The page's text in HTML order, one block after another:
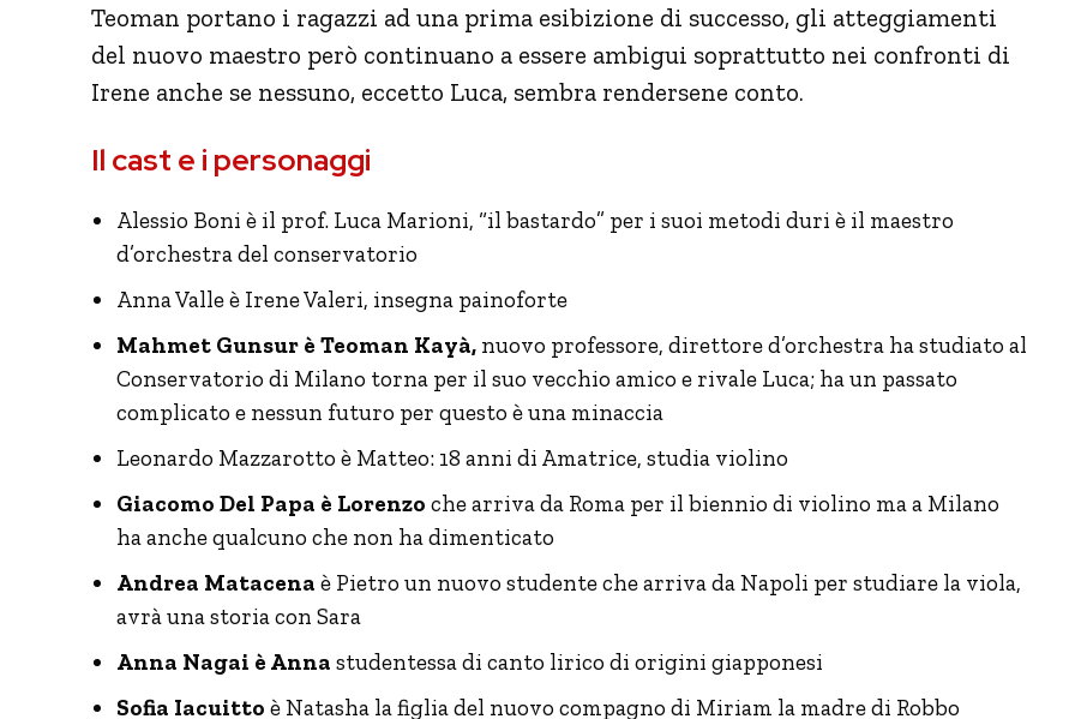
Teoman portano i ragazzi ad una prima esibizione di successo, gli atteggiamenti
del nuovo maestro però continuano a essere ambigui soprattutto nei confronti di
Irene anche se nessuno, eccetto Luca, sembra rendersene conto.
Il cast e i personaggi
Alessio Boni è il prof. Luca Marioni, “il bastardo” per i suoi metodi duri è il maestro
d’orchestra del conservatorio
Anna Valle è Irene Valeri, insegna painoforte
Mahmet Gunsur è Teoman Kayà, nuovo professore, direttore d’orchestra ha studiato al
Conservatorio di Milano torna per il suo vecchio amico e rivale Luca; ha un passato
complicato e nessun futuro per questo è una minaccia
Leonardo Mazzarotto è Matteo: 18 anni di Amatrice, studia violino
Giacomo Del Papa è Lorenzo che arriva da Roma per il biennio di violino ma a Milano
ha anche qualcuno che non ha dimenticato
Andrea Matacena è Pietro un nuovo studente che arriva da Napoli per studiare la viola,
avrà una storia con Sara
Anna Nagai è Anna studentessa di canto lirico di origini giapponesi
Sofia Iacuitto è Natasha la figlia del nuovo compagno di Miriam la madre di Robbo